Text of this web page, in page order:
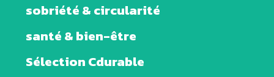
sobriété & circularité
santé & bien-être
Sélection Cdurable